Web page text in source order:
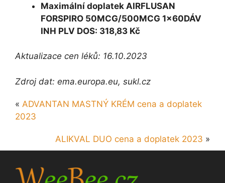
Maximální doplatek AIRFLUSAN
FORSPIRO 50MCG/500MCG 1x60DÁV
INH PLV DOS: 318,83 Kč
Aktualizace cen léků: 16.10.2023
Zdroj dat: ema.europa.eu, sukl.cz
« ADVANTAN MASTNÝ KRÉM cena a doplatek
2023
ALIKVAL DUO cena a doplatek 2023 »